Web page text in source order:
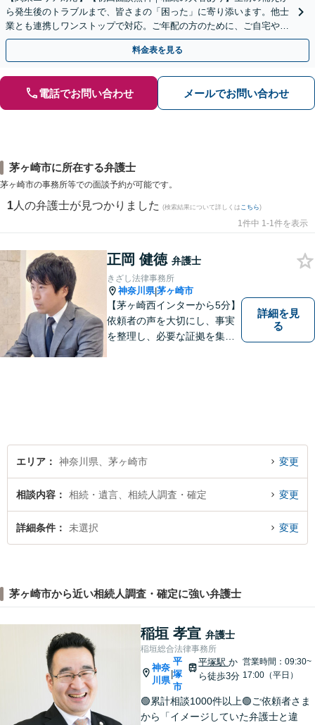
ら発生後のトラブルまで、皆さまの「困った」に寄り添います。他士
業とも連携しワンストップで対応。ご年配の方のために、ご自宅やご
近所への出張相談も実施【秘密厳守｜休日・夜間相談可】
料金表を見る
電話でお問い合わせ メールでお問い合わせ
茅ヶ崎市に所在する弁護士
茅ヶ崎市の事務所等での面談予約が可能です。
1 人の弁護士が見つかりました (検索結果について詳しくは こちら)
1件中 1-1件を表示
正岡 健徳 弁護士
きざし法律事務所
神奈川県|茅ヶ崎市
【茅ヶ崎西インターから5分】
依頼者の声を大切にし、事実
を整理し、必要な証拠を集め
詳細を見
る
エリア 神奈川県、茅ヶ崎市 変更
相談内容 相続・遺言、相続人調査・確定 変更
詳細条件 未選択 変更
茅ヶ崎市から近い相続人調査・確定に強い弁護士
稲垣 孝宣 弁護士
稲垣総合法律事務所
神奈
川県
|
平
塚
市
平塚駅か
ら徒歩3分
営業時間：09:30~
17:00（平日）
🟢累計相談1000件以上🟢ご依頼者さま
から「イメージしていた弁護士と違